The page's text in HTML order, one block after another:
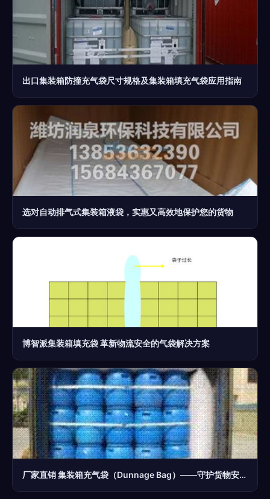
出口集装箱防撞充气袋尺寸规格及集装箱填充气袋应用指南
选对自动排气式集装箱液袋，实惠又高效地保护您的货物
博智派集装箱填充袋 革新物流安全的气袋解决方案
厂家直销 集装箱充气袋（Dunnage Bag）——守护货物安全的最佳选择